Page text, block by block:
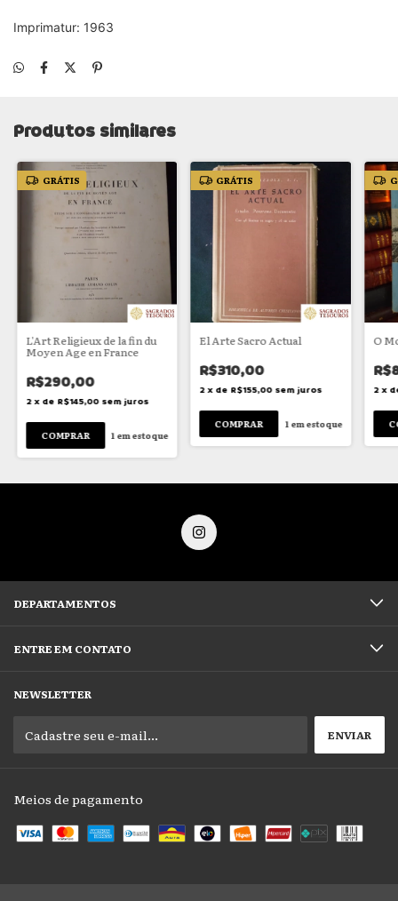
Imprimatur: 1963
Produtos similares
GRÁTIS
L'Art Religieux de la fin du
Moyen Age en France
R$290,00
2 x de R$145,00 sem juros
1 em estoque
GRÁTIS
El Arte Sacro Actual
R$310,00
2 x de R$155,00 sem juros
1 em estoque
O
2 x
DEPARTAMENTOS
ENTRE EM CONTATO
NEWSLETTER
Meios de pagamento